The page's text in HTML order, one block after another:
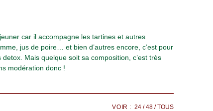
car il accompagne les tartines et autres
jus de poire… et bien d’autres encore, c’est pour
Mais quelque soit sa composition, c’est très
modération donc !
VOIR : 24 48 TOUS